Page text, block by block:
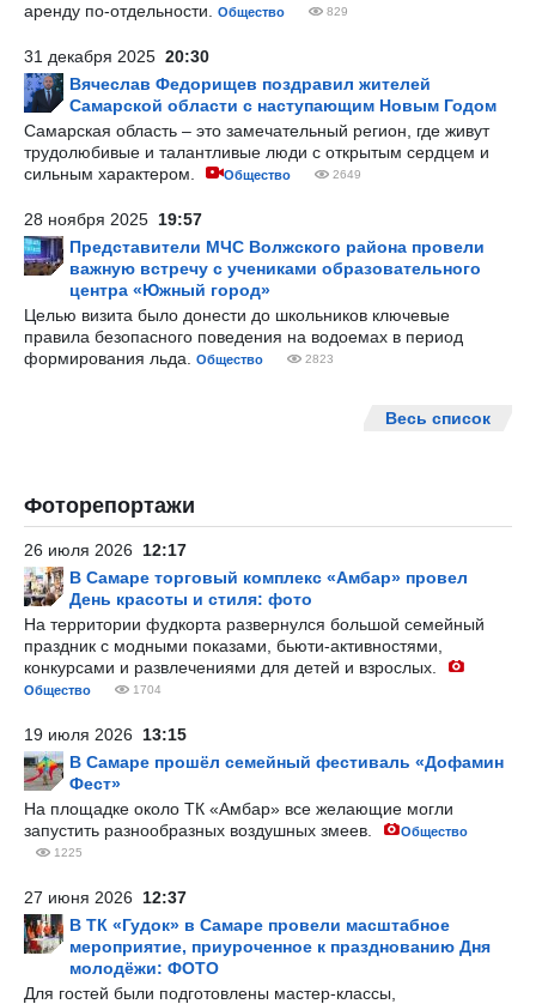
аренду по-отдельности.
Общество 829
31 декабря 2025 20:30
Вячеслав Федорищев поздравил жителей
Самарской области с наступающим Новым Годом
Самарская область – это замечательный регион, где живут
трудолюбивые и талантливые люди с открытым сердцем и
сильным характером.
Общество 2649
28 ноября 2025 19:57
Представители МЧС Волжского района провели
важную встречу с учениками образовательного
центра «Южный город»
Целью визита было донести до школьников ключевые
правила безопасного поведения на водоемах в период
формирования льда.
Общество 2823
Весь список
Фоторепортажи
26 июля 2026 12:17
В Самаре торговый комплекс «Амбар» провел
День красоты и стиля: фото
На территории фудкорта развернулся большой семейный
праздник с модными показами, бьюти-активностями,
конкурсами и развлечениями для детей и взрослых.
Общество 1704
19 июля 2026 13:15
В Самаре прошёл семейный фестиваль «Дофамин
Фест»
На площадке около ТК «Амбар» все желающие могли
запустить разнообразных воздушных змеев.
Общество
1225
27 июня 2026 12:37
В ТК «Гудок» в Самаре провели масштабное
мероприятие, приуроченное к празднованию Дня
молодёжи: ФОТО
Для гостей были подготовлены мастер-классы,